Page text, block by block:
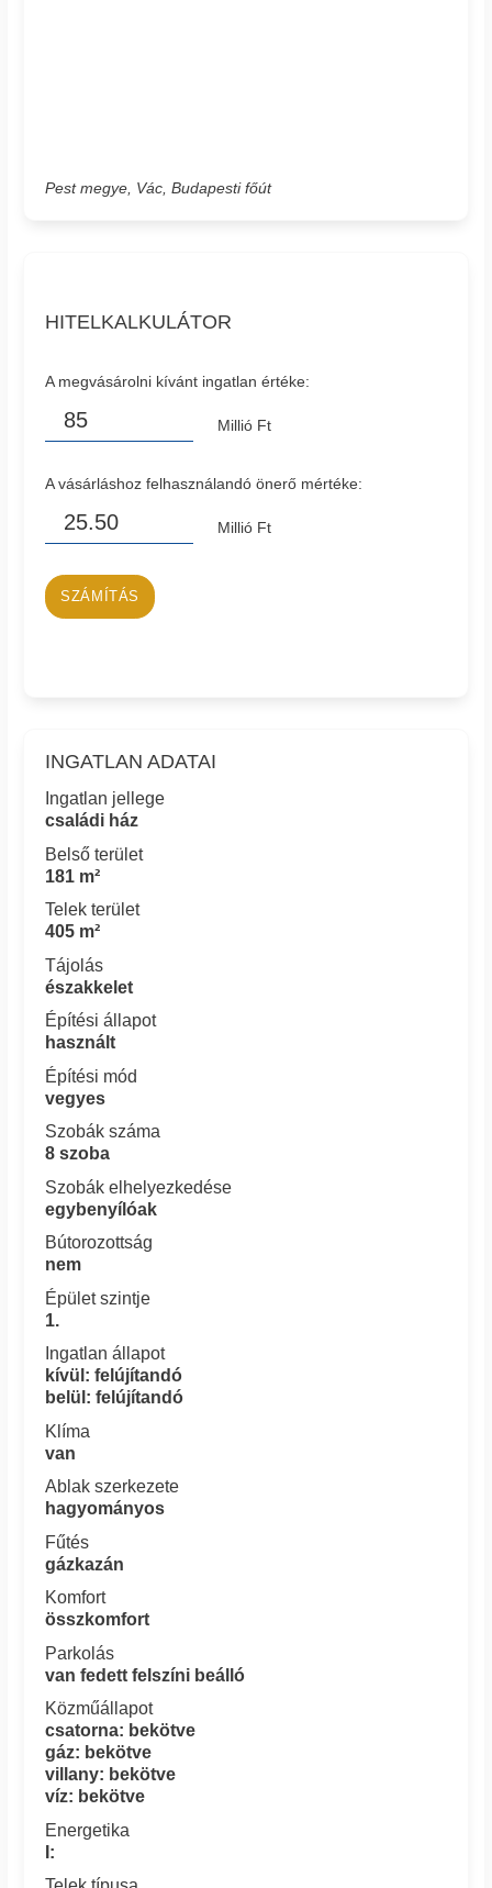
Pest megye, Vác, Budapesti főút
HITELKALKULÁTOR
A megvásárolni kívánt ingatlan értéke:
Millió Ft
A vásárláshoz felhasználandó önerő mértéke:
Millió Ft
SZÁMÍTÁS
INGATLAN ADATAI
Ingatlan jellege
családi ház
Belső terület
181 m²
Telek terület
405 m²
Tájolás
északkelet
Építési állapot
használt
Építési mód
vegyes
Szobák száma
8 szoba
Szobák elhelyezkedése
egybenyílóak
Bútorozottság
nem
Épület szintje
1.
Ingatlan állapot
kívül: felújítandó
belül: felújítandó
Klíma
van
Ablak szerkezete
hagyományos
Fűtés
gázkazán
Komfort
összkomfort
Parkolás
van fedett felszíni beálló
Közműállapot
csatorna: bekötve
gáz: bekötve
villany: bekötve
víz: bekötve
Energetika
I: